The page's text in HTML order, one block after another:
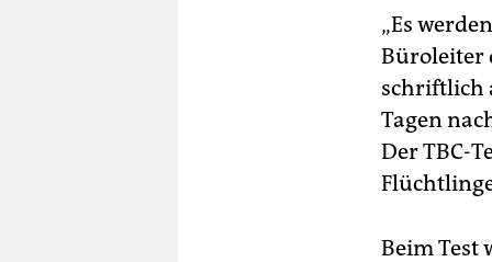
„Es
Büroleiter
schriftlich
Tagen
Der TBC-
Beim Test